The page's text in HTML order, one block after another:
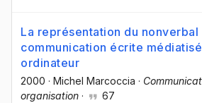
La représentation du nonverbal
communication écrite
ordinateur
2000 · Michel Marcoccia ·
organisation · 67